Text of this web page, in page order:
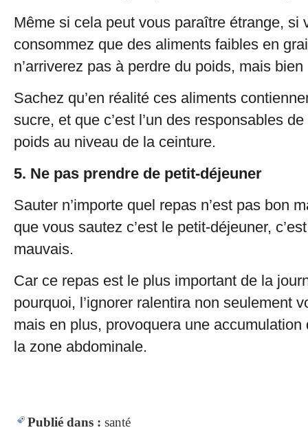
Même si cela peut vous paraître étrange, si
consommez que des aliments faibles en
n’arriverez pas à perdre du poids, mais
Sachez qu’en réalité ces aliments
sucre, et que c’est l’un des responsables
poids au niveau de la ceinture.
5. Ne pas prendre de petit-déjeuner
Sauter n’importe quel repas n’est pas bon
que vous sautez c’est le petit-déjeuner,
mauvais.
Car ce repas est le plus important de la
pourquoi, l’ignorer ralentira non seulement
mais en plus, provoquera une accumulation
la zone abdominale.
Publié dans : santé